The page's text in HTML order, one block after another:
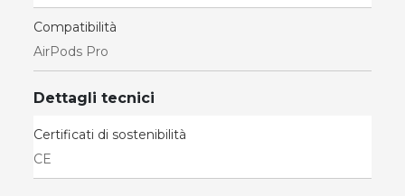
Compatibilità
AirPods Pro
Dettagli tecnici
Certificati di sostenibilità
CE